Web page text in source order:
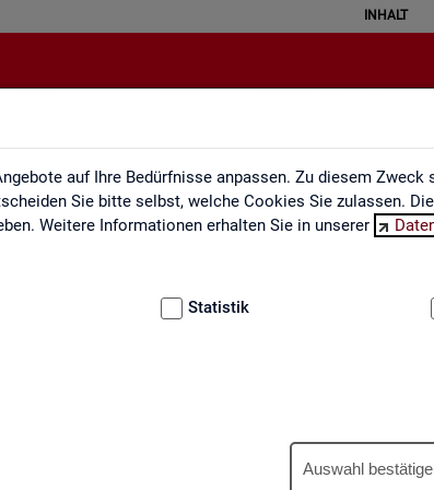
auf Ihre Bedürfnisse anpassen. Zu diesem Zweck
Sie bitte selbst, welche Cookies Sie zulassen.
Weitere Informationen erhalten Sie in unserer
Statistik
Auswahl
INHALT
Berufe auf einen Blick
und ent­hal­ten In­for­ma­tio­nen zu den The­men